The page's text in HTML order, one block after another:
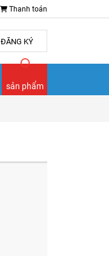
Thanh toán
ĐĂNG KÝ
sản phẩm